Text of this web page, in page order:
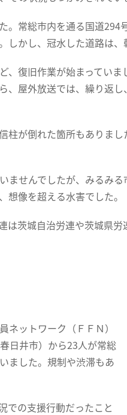
常総市内を通る国道294
かし、冠水した道路は、
復旧作業が始まってい
屋外放送では、繰り返
が倒れた箇所もありま
せんでしたが、みるみ
像を超える水害でした。
茨城自治労連や茨城県
ットワーク（ＦＦＮ）
日井市）から23人が常総
ました。規制や渋滞もあ
での支援行動だったこと